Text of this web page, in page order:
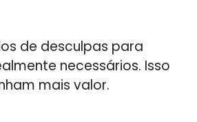
de desculpas para
necessários. Isso
mais valor.